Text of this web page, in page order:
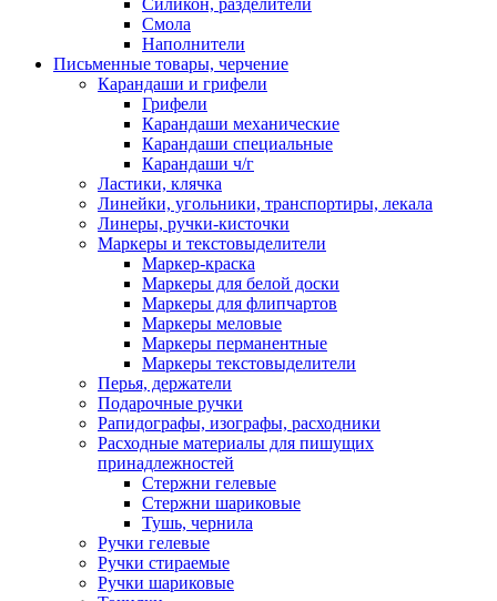
Силикон, разделители
Смола
Наполнители
Письменные товары, черчение
Карандаши и грифели
Грифели
Карандаши механические
Карандаши специальные
Карандаши ч/г
Ластики, клячка
Линейки, угольники, транспортиры, лекала
Линеры, ручки-кисточки
Маркеры и текстовыделители
Маркер-краска
Маркеры для белой доски
Маркеры для флипчартов
Маркеры меловые
Маркеры перманентные
Маркеры текстовыделители
Перья, держатели
Подарочные ручки
Рапидографы, изографы, расходники
Расходные материалы для пишущих
принадлежностей
Стержни гелевые
Стержни шариковые
Тушь, чернила
Ручки гелевые
Ручки стираемые
Ручки шариковые